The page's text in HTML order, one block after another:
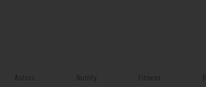
Astros Nutrify Fitness